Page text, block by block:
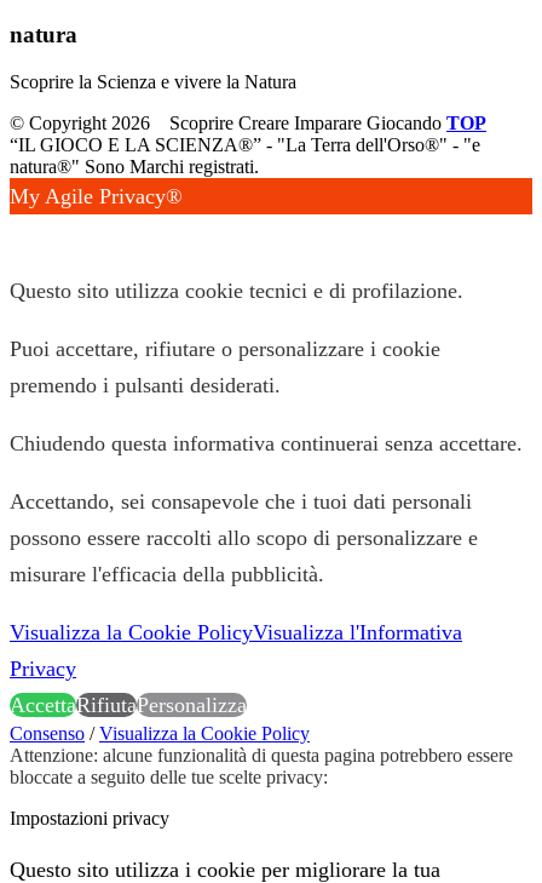
natura
Scoprire la Scienza e vivere la Natura
© Copyright 2026
Scoprire Creare Imparare Giocando TOP
“IL GIOCO E LA SCIENZA®” - "La Terra dell'Orso®" - "e
natura®" Sono Marchi registrati.
My Agile Privacy®
Questo sito utilizza cookie tecnici e di profilazione.
Puoi accettare, rifiutare o personalizzare i cookie
premendo i pulsanti desiderati.
Chiudendo questa informativa continuerai senza accettare.
Accettando, sei consapevole che i tuoi dati personali
possono essere raccolti allo scopo di personalizzare e
misurare l'efficacia della pubblicità.
Visualizza la Cookie PolicyVisualizza l'Informativa
Privacy
AccettaRifiutaPersonalizza
Consenso /Visualizza la Cookie Policy
Attenzione: alcune funzionalità di questa pagina potrebbero essere
bloccate a seguito delle tue scelte privacy:
Impostazioni privacy
Questo sito utilizza i cookie per migliorare la tua